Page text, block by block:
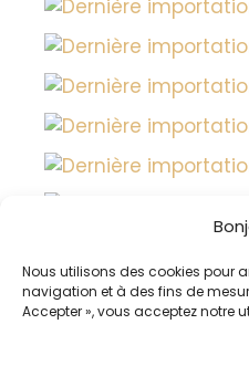
Nous utilisons des cookies pour
navigation et à des fins de
Accepter », vous acceptez notre